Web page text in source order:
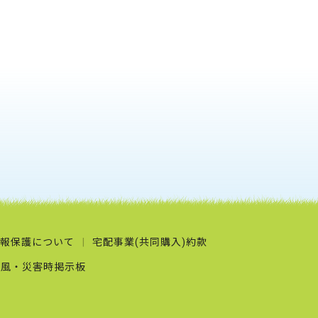
保護について 宅配事業(共同購入)約款
・災害時掲示板